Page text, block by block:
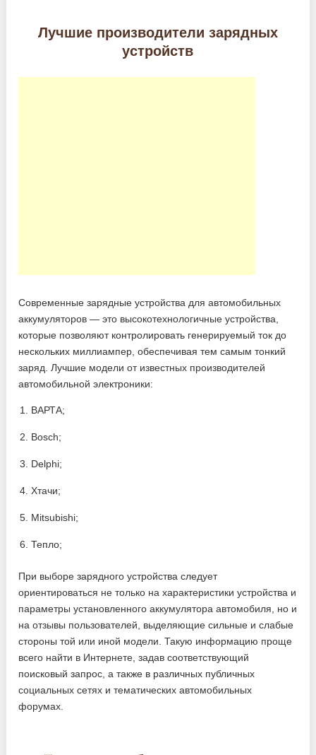
Лучшие производители зарядных
устройств
Современные зарядные устройства для автомобильных
аккумуляторов — это высокотехнологичные устройства,
которые позволяют контролировать генерируемый ток до
нескольких миллиампер, обеспечивая тем самым тонкий
заряд. Лучшие модели от известных производителей
автомобильной электроники:
ВАРТА;
Bosch;
Delphi;
Хтачи;
Mitsubishi;
Тепло;
При выборе зарядного устройства следует
ориентироваться не только на характеристики устройства и
параметры установленного аккумулятора автомобиля, но и
на отзывы пользователей, выделяющие сильные и слабые
стороны той или иной модели. Такую информацию проще
всего найти в Интернете, задав соответствующий
поисковый запрос, а также в различных публичных
социальных сетях и тематических автомобильных
форумах.